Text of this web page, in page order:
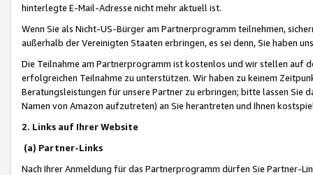
hinterlegte E-Mail-Adresse nicht mehr aktuell ist.
Wenn Sie als Nicht-US-Bürger am Partnerprogramm teilnehmen,
außerhalb der Vereinigten Staaten erbringen, es sei denn, Sie haben
Die Teilnahme am Partnerprogramm ist kostenlos und wir stellen auf
erfolgreichen Teilnahme zu unterstützen. Wir haben zu keinem
Beratungsleistungen für unsere Partner zu erbringen; bitte lassen Sie
Namen von Amazon aufzutreten) an Sie herantreten und Ihnen
2. Links auf Ihrer Website
(a) Partner-Links
Nach Ihrer Anmeldung für das Partnerprogramm dürfen Sie Partner-